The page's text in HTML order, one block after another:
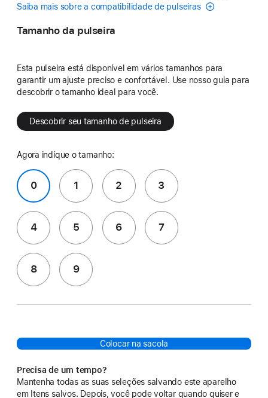
Saiba mais sobre a compatibilidade de pulseiras
Tamanho da pulseira
Esta pulseira está disponível em vários tamanhos para
garantir um ajuste preciso e confortável. Use nosso guia para
descobrir o tamanho ideal para você.
Descobrir seu tamanho de pulseira
Agora indique o tamanho:
0 1 2 3
4 5 6 7
8 9
Colocar na sacola
Precisa de um tempo?
Mantenha todas as suas seleções salvando este aparelho
em Itens salvos. Depois, você pode voltar quando quiser e